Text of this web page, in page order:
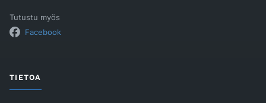
Tutustu myös
Facebook
TIETOA